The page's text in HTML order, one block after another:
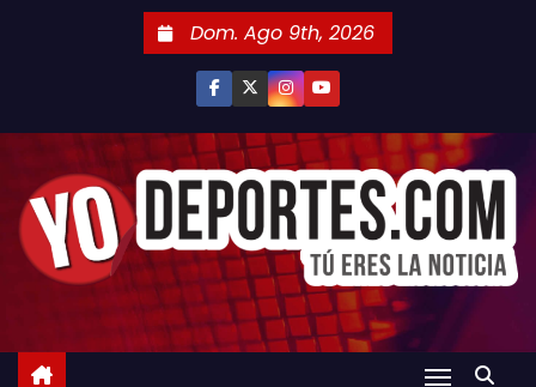
n
Dom. Ago 9th, 2026